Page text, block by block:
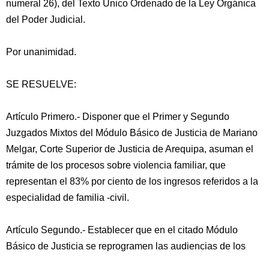
numeral 26), del Texto Único Ordenado de la Ley Orgánica
del Poder Judicial.
Por unanimidad.
SE RESUELVE:
Artículo Primero.- Disponer que el Primer y Segundo
Juzgados Mixtos del Módulo Básico de Justicia de Mariano
Melgar, Corte Superior de Justicia de Arequipa, asuman el
trámite de los procesos sobre violencia familiar, que
representan el 83% por ciento de los ingresos referidos a la
especialidad de familia -civil.
Artículo Segundo.- Establecer que en el citado Módulo
Básico de Justicia se reprogramen las audiencias de los